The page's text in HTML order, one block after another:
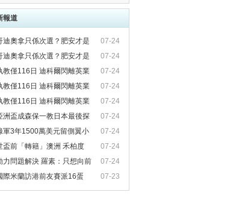
報道
07-24
迪奧拿只係次選？肥安才是
07-24
迪奧拿只係次選？肥安才是
07-24
教僅116日 迪科爾閃離英業
07-24
教僅116日 迪科爾閃離英業
07-24
教僅116日 迪科爾閃離英業
07-24
洲盃成森保一教日本最後探
07-24
軍3年1500萬美元留側翼小
07-24
盃前「轉籍」澳洲 禾柏度
07-24
力問題解決 羅素：只想向前
07-23
際米蘭訪港前友賽派16蛋